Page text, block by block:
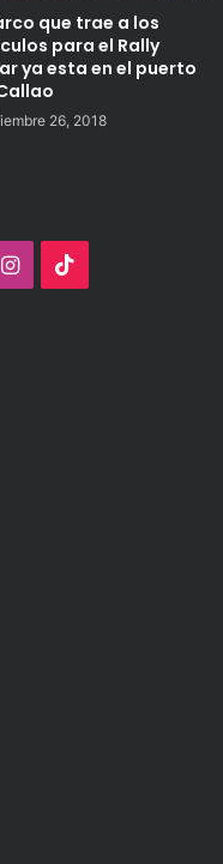
que trae a los
para el Rally
ya esta en el puerto
26, 2018
Instagram